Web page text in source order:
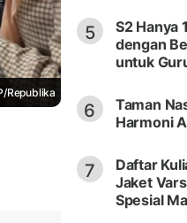
Republika
5
S2 Hanya
dengan
untuk
6
Taman
Harmoni
7
Daftar
Jaket
Spesial